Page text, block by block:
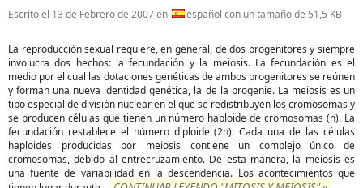
Escrito el 13 de Febrero de 2007en español con un tamaño de 51,5 KB
La reproducción sexual requiere, en general, de dos progenitores y siempre
involucra dos hechos: la fecundación y la meiosis. La fecundación es el
medio por el cual las dotaciones genéticas de ambos progenitores se reúnen
y forman una nueva identidad genética, la de la progenie. La meiosis es un
tipo especial de división nuclear en el que se redistribuyen los cromosomas y
se producen células que tienen un número haploide de cromosomas (n). La
fecundación restablece el número diploide (2n). Cada una de las células
haploides producidas por meiosis contiene un complejo único de
cromosomas, debido al entrecruzamiento. De esta manera, la meiosis es
una fuente de variabilidad en la descendencia. Los acontecimientos que